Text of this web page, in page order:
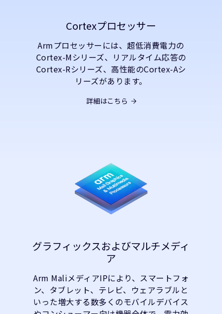
Cortexプロセッサー
Armプロセッサーには、超低消費電力の
Cortex-Mシリーズ、リアルタイム応答の
Cortex-Rシリーズ、高性能のCortex-Aシ
リーズがあります。
詳細はこちら
グラフィックスおよびマルチメディ
ア
Arm MaliメディアIPにより、スマートフォ
ン、タブレット、テレビ、ウェアラブルと
いった増大する数多くのモバイルデバイス